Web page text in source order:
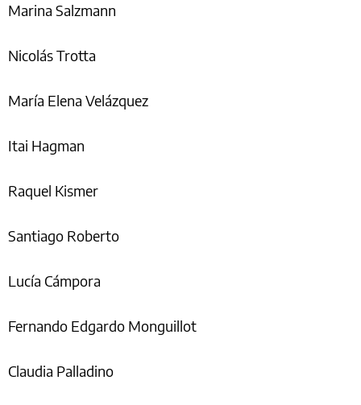
Marina Salzmann
Nicolás Trotta
María Elena Velázquez
Itai Hagman
Raquel Kismer
Santiago Roberto
Lucía Cámpora
Fernando Edgardo Monguillot
Claudia Palladino